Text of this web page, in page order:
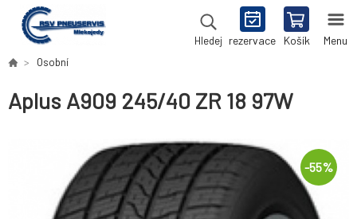
Hledej rezervace Košík Menu
Osobní
Aplus A909 245/40 ZR 18 97W
-55%